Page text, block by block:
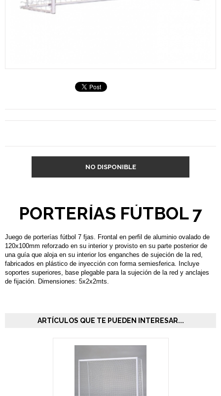
NO DISPONIBLE
PORTERÍAS FÚTBOL 7
Juego de porterías fútbol 7 fjas. Frontal en perfil de aluminio ovalado de
120x100mm reforzado en su interior y provisto en su parte posterior de
una guía que aloja en su interior los enganches de sujeción de la red,
fabricados en plástico de inyección con forma semiesferica. Incluye
soportes superiores, base plegable para la sujeción de la red y anclajes
de fijación. Dimensiones: 5x2x2mts.
ARTÍCULOS QUE TE PUEDEN INTERESAR...